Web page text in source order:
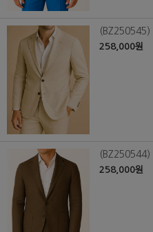
(BZ250545)
258,000원
(BZ250544)
258,000원